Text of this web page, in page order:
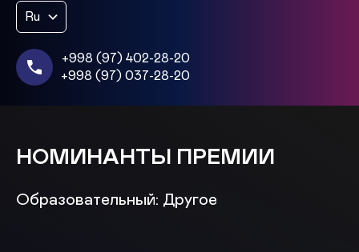
Ru
+998 (97) 402-28-20
+998 (97) 037-28-20
НОМИНАНТЫ ПРЕМИИ
Образовательный: Другое